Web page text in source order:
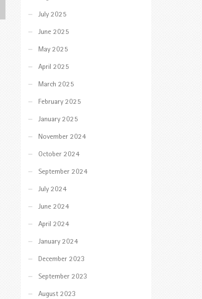
July 2025
June 2025
May 2025
April 2025
March 2025
February 2025
January 2025
November 2024
October 2024
September 2024
July 2024
June 2024
April 2024
January 2024
December 2023
September 2023
August 2023